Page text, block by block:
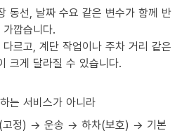
동선, 날짜 수요 같은 변수가 함께 반
깝습니다.
르고, 계단 작업이나 주차 거리 같은
크게 달라질 수 있습니다.
는 서비스가 아니라
고정) → 운송 → 하차(보호) → 기본